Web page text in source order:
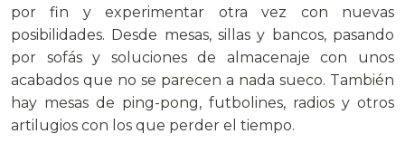
por fin y experimentar otra vez con nuevas
posibilidades. Desde mesas, sillas y bancos, pasando
por sofás y soluciones de almacenaje con unos
acabados que no se parecen a nada sueco. También
hay mesas de ping-pong, futbolines, radios y otros
artilugios con los que perder el tiempo.